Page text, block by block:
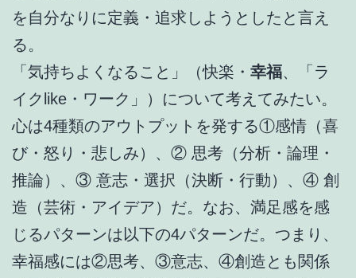
を自分なりに定義・追求しようとしたと言え
る。
「気持ちよくなること」（快楽・ 幸福、「ラ
イクlike・ワーク」）について考えてみたい。
心は4種類のアウトプットを発する①感情（喜
び・怒り・悲しみ）、② 思考（分析・論理・
推論）、③ 意志・選択（決断・行動）、④ 創
造（芸術・アイデア）だ。なお、満足感を感
じるパターンは以下の4パターンだ。つまり、
幸福感には②思考、③意志、④創造とも関係